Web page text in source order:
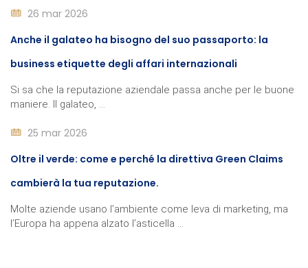
26 mar 2026
Anche il galateo ha bisogno del suo passaporto: la
business etiquette degli affari internazionali
Si sa che la reputazione aziendale passa anche per le buone
maniere. Il galateo, ...
25 mar 2026
Oltre il verde: come e perché la direttiva Green Claims
cambierà la tua reputazione.
Molte aziende usano l’ambiente come leva di marketing, ma
l’Europa ha appena alzato l’asticella ...